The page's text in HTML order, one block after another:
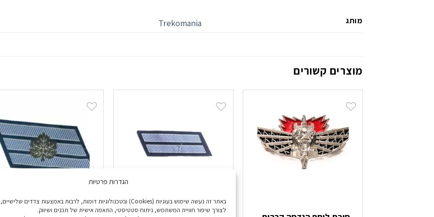
הגדרות פרטיות
באתר זה נעשה שימוש בעוגיות (Cookies) ובטכנולוגיות דומות, לרבות באמצעות צדדים שלישיים,
לצורך שיפור חוויית המשתמש, ניתוח סטטיסטי, התאמה אישית של תכנים ושיווק.
מותג Trekomania
מוצרים קשורים